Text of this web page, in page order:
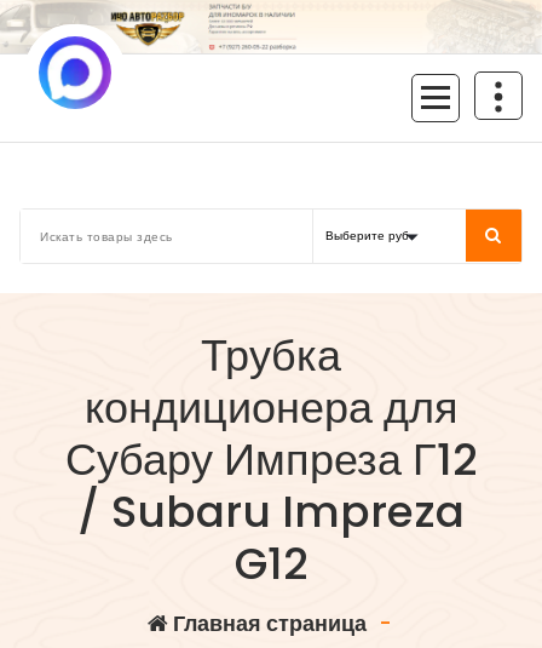
Перейти
к
содержимому
Трубка
кондиционера для
Субару Импреза Г12
/ Subaru Impreza
G12
Главная страница-